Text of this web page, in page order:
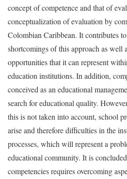
concept of competence and that of
conceptualization of evaluation by
Colombian Caribbean. It contributes
shortcomings of this approach as well
opportunities that it can represent
education institutions. In addition,
conceived as an educational
search for educational quality.
this is not taken into account, school
arise and therefore difficulties in the
processes, which will represent a
educational community. It is
competencies requires overcoming